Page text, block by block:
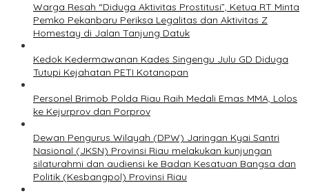
Warga Resah “Diduga Aktivitas Prostitusi”, Ketua RT Minta
Pemko Pekanbaru Periksa Legalitas dan Aktivitas Z
Homestay di Jalan Tanjung Datuk
Kedok Kedermawanan Kades Singengu Julu GD Diduga
Tutupi Kejahatan PETI Kotanopan
Personel Brimob Polda Riau Raih Medali Emas MMA, Lolos
ke Kejurprov dan Porprov
Dewan Pengurus Wilayah (DPW) Jaringan Kyai Santri
Nasional (JKSN) Provinsi Riau melakukan kunjungan
silaturahmi dan audiensi ke Badan Kesatuan Bangsa dan
Politik (Kesbangpol) Provinsi Riau